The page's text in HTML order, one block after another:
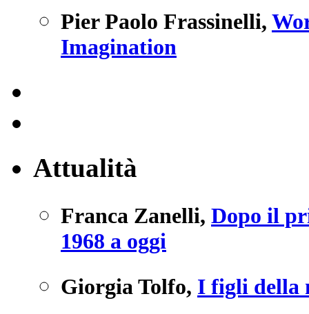
Pier Paolo Frassinelli,
Imagination
Attualità
Franca Zanelli, Dopo il
1968 a oggi
Giorgia Tolfo, I figli della